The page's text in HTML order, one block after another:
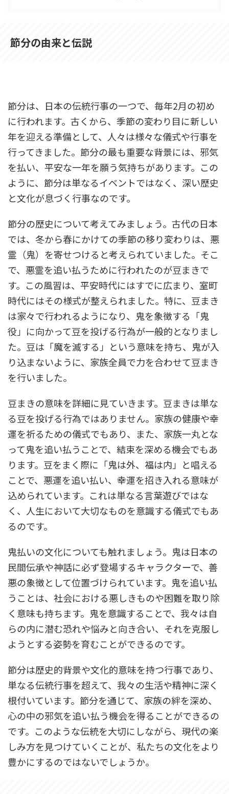
節分の由来と伝説
節分は、日本の伝統行事の一つで、毎年2月の初め
に行われます。古くから、季節の変わり目に新しい
年を迎える準備として、人々は様々な儀式や行事を
行ってきました。節分の最も重要な背景には、邪気
を払い、平安な一年を願う気持ちがあります。この
ように、節分は単なるイベントではなく、深い歴史
と文化が息づく行事なのです。
節分の歴史について考えてみましょう。古代の日本
では、冬から春にかけての季節の移り変わりは、悪
霊（鬼）を寄せつけると考えられていました。そこ
で、悪霊を追い払うために行われたのが豆まきで
す。この風習は、平安時代にはすでに広まり、室町
時代にはその様式が整えられました。特に、豆まき
は家々で行われるようになり、鬼を象徴する「鬼
役」に向かって豆を投げる行為が一般的となりまし
た。豆は「魔を滅する」という意味を持ち、鬼が入
り込まないように、家族全員で力を合わせて豆まき
を行いました。
豆まきの意味を詳細に見ていきます。豆まきは単な
る豆を投げる行為ではありません。家族の健康や幸
運を祈るための儀式でもあり、また、家族一丸とな
って鬼を追い払うことで、結束を深める機会でもあ
ります。豆をまく際に「鬼は外、福は内」と唱える
ことで、悪運を追い払い、幸運を招き入れる意味が
込められています。これは単なる言葉遊びではな
く、人生において大切なものを意識する儀式でもあ
るのです。
鬼払いの文化についても触れましょう。鬼は日本の
民間伝承や神話に必ず登場するキャラクターで、善
悪の象徴として位置づけられています。鬼を追い払
うことは、社会における悪しきものや困難を取り除
く意味も持ちます。鬼を意識することで、我々は自
らの内に潜む恐れや悩みと向き合い、それを克服し
ようとする姿勢を育むことができるのです。
節分は歴史的背景や文化的意味を持つ行事であり、
単なる伝統行事を超えて、我々の生活や精神に深く
根付いています。節分を通じて、家族の絆を深め、
心の中の邪気を追い払う機会を得ることができるの
です。このような伝統を大切にしながら、現代の楽
しみ方を見つけていくことが、私たちの文化をより
豊かにするのではないでしょうか。